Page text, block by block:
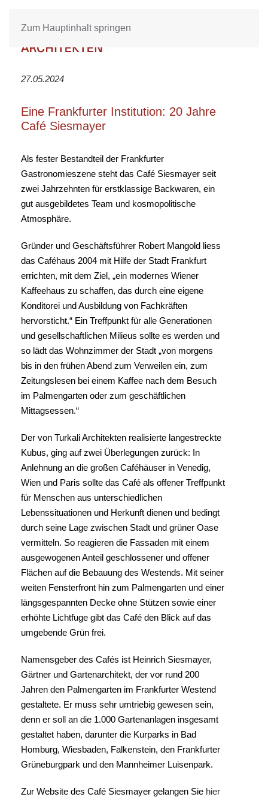
Zum Hauptinhalt springen
27.05.2024
Eine Frankfurter Institution: 20 Jahre
Café Siesmayer
Als fester Bestandteil der Frankfurter
Gastronomieszene steht das Café Siesmayer seit
zwei Jahrzehnten für erstklassige Backwaren, ein
gut ausgebildetes Team und kosmopolitische
Atmosphäre.
Gründer und Geschäftsführer Robert Mangold liess
das Caféhaus 2004 mit Hilfe der Stadt Frankfurt
errichten, mit dem Ziel, „ein modernes Wiener
Kaffeehaus zu schaffen, das durch eine eigene
Konditorei und Ausbildung von Fachkräften
hervorsticht.“ Ein Treffpunkt für alle Generationen
und gesellschaftlichen Milieus sollte es werden und
so lädt das Wohnzimmer der Stadt „von morgens
bis in den frühen Abend zum Verweilen ein, zum
Zeitungslesen bei einem Kaffee nach dem Besuch
im Palmengarten oder zum geschäftlichen
Mittagsessen.“
Der von Turkali Architekten realisierte langestreckte
Kubus, ging auf zwei Überlegungen zurück: In
Anlehnung an die großen Caféhäuser in Venedig,
Wien und Paris sollte das Café als offener Treffpunkt
für Menschen aus unterschiedlichen
Lebenssituationen und Herkunft dienen und bedingt
durch seine Lage zwischen Stadt und grüner Oase
vermitteln. So reagieren die Fassaden mit einem
ausgewogenen Anteil geschlossener und offener
Flächen auf die Bebauung des Westends. Mit seiner
weiten Fensterfront hin zum Palmengarten und einer
längsgespannten Decke ohne Stützen sowie einer
erhöhte Lichtfuge gibt das Café den Blick auf das
umgebende Grün frei.
Namensgeber des Cafés ist Heinrich Siesmayer,
Gärtner und Gartenarchitekt, der vor rund 200
Jahren den Palmengarten im Frankfurter Westend
gestaltete. Er muss sehr umtriebig gewesen sein,
denn er soll an die 1.000 Gartenanlagen insgesamt
gestaltet haben, darunter die Kurparks in Bad
Homburg, Wiesbaden, Falkenstein, den Frankfurter
Grüneburgpark und den Mannheimer Luisenpark.
Zur Website des Café Siesmayer gelangen Sie hier